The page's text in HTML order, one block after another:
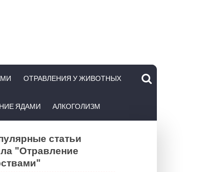
ОТРАВЛЕНИЯ У ЖИВОТНЫХ
ЯДАМИ АЛКОГОЛИЗМ
статьи
"Отравление